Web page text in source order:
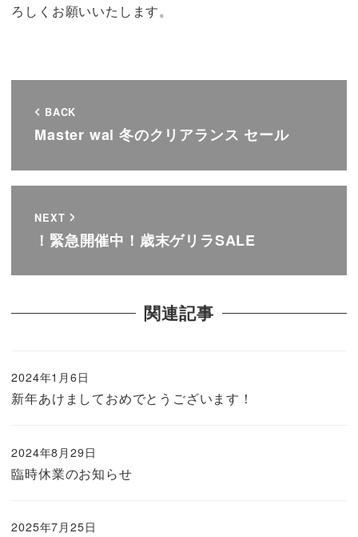
ろしくお願いいたします。
BACK
Master wal 冬のクリアランス セール
NEXT
！緊急開催中！歳末ゲリラSALE
関連記事
新年あけましておめでとうございます！
2024年1月6日
臨時休業のお知らせ
2024年8月29日
2025年7月25日